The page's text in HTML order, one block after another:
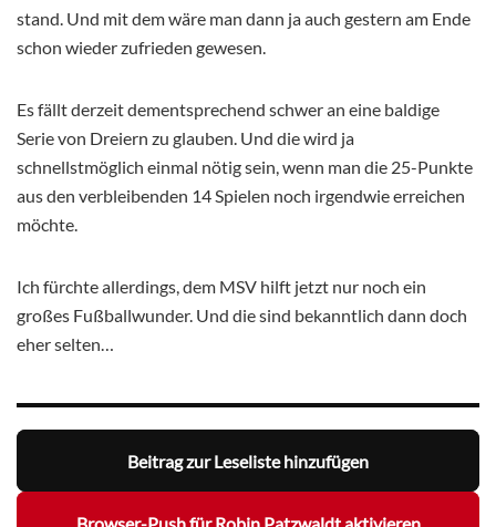
stand. Und mit dem wäre man dann ja auch gestern am Ende
schon wieder zufrieden gewesen.
Es fällt derzeit dementsprechend schwer an eine baldige
Serie von Dreiern zu glauben. Und die wird ja
schnellstmöglich einmal nötig sein, wenn man die 25-Punkte
aus den verbleibenden 14 Spielen noch irgendwie erreichen
möchte.
Ich fürchte allerdings, dem MSV hilft jetzt nur noch ein
großes Fußballwunder. Und die sind bekanntlich dann doch
eher selten…
Beitrag zur Leseliste hinzufügen
Browser-Push für Robin Patzwaldt aktivieren